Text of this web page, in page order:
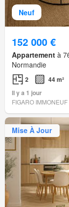
Neuf
152 000 €
Appartement à
Normandie
2
44 m²
Il y a 1 jour
FIGARO
Mise À Jour